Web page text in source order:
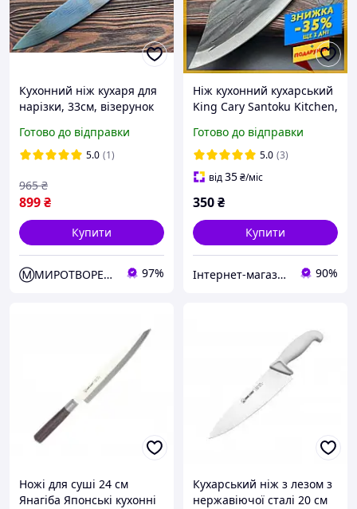
Кухонний ніж кухаря для
нарізки, 33см, візерунок
кухарський)
Готово до відправки
5.0 (1)
899₴
965 ₴
Купити
Ⓜ️МИРОТВОРЕЦЬ 97%
Ніж кухонний кухарський
King Cary Santoku Kitchen,
універсальний "Шеф-
кухар", Ніж сантоку
Готово до відправки
5.0 (3)
від35₴/міс
350₴
Купити
Інтернет-магазин 100 Мікрон 90%
Ножі для суші 24 см
Янагіба Японські кухонні
Кухарський ніж з лезом з
нержавіючої сталі 20 см